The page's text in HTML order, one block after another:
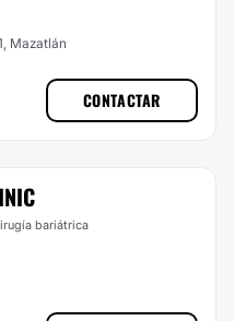
Mazatlán
CONTACTAR
bariátrica